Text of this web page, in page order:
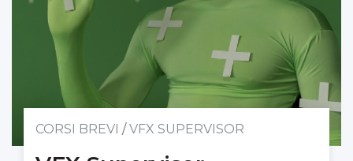
CORSI BREVI /VFX SUPERVISOR